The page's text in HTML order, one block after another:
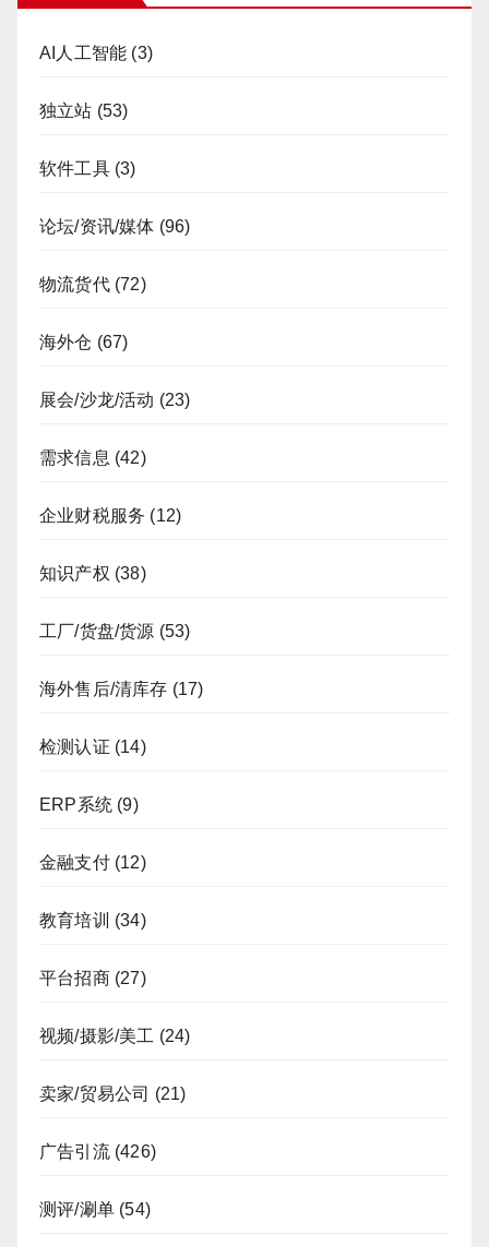
AI人工智能 (3)
独立站 (53)
软件工具(3)
论坛/资讯/媒体 (96)
物流货代(72)
海外仓 (67)
展会/沙龙/活动 (23)
需求信息 (42)
企业财税服务 (12)
知识产权 (38)
工厂/货盘/货源 (53)
海外售后/清库存 (17)
检测认证 (14)
ERP系统 (9)
金融支付(12)
教育培训 (34)
平台招商(27)
视频/摄影/美工 (24)
卖家/贸易公司 (21)
广告引流(426)
测评/涮单 (54)